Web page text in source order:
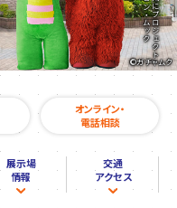
©︎ガチャムク
オンライン・
電話相談
展示場
情報
交通
アクセス